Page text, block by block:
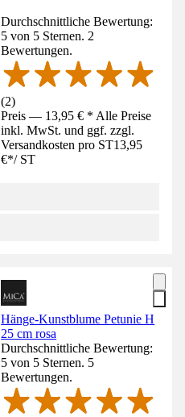
Durchschnittliche Bewertung:
5 von 5 Sternen. 2
Bewertungen.
(2)
Preis — 13,95 € * Alle Preise
inkl. MwSt. und ggf. zzgl.
Versandkosten pro ST13,95
€*/ ST
Hänge-Kunstblume Petunie H
25 cm rosa
Durchschnittliche Bewertung:
5 von 5 Sternen. 5
Bewertungen.